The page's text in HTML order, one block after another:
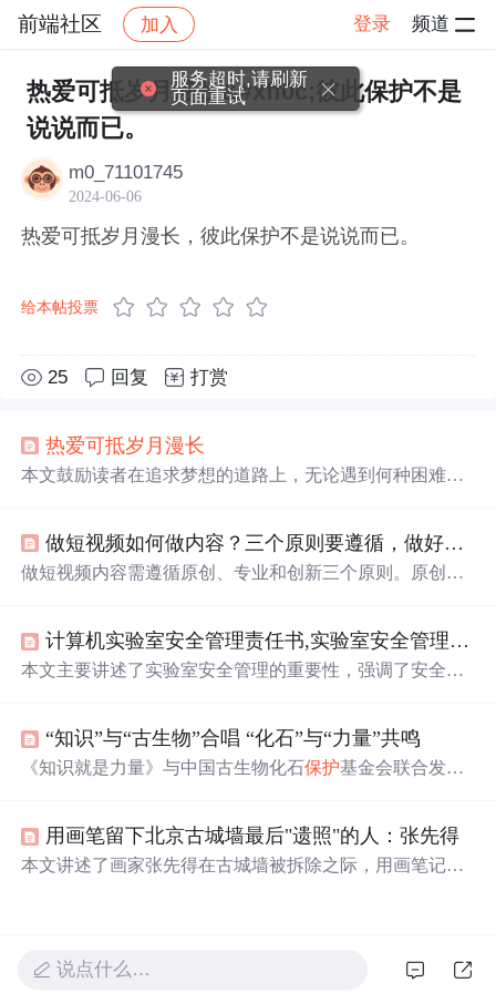
前端社区 加入 登录 频道
社区 前端社区 感慨 帖子详情
热爱可抵岁月漫长&#xff0c;彼此保护不是
说说而已。
m0_71101745
2024-06-06
热爱可抵岁月漫长，彼此保护不是说说而已。
给本帖投票
25 回复 打赏
热爱可抵岁月漫长
本文鼓励读者在追求梦想的道路上，无论遇到何种困难，
做短视频如何做内容？三个原则要遵循，做好内容才能长久
做短视频内容需遵循原创、专业和创新三个原则。原创是
颖而出，如尝试不同的展现形式。遵循这些原则，有望制
作出受欢迎的短视频。
计算机实验室安全管理责任书,实验室安全管理责任书
本文主要讲述了实验室安全管理的重要性，强调了安全教
及在面对生活挑战时保持勇气和坚韧的重要性。作者分享
了对责任、挫折、成长的深刻体会，提倡在困难面前保持
“知识”与“古生物”合唱 “化石”与“力量”共鸣
《知识就是力量》与中国古生物化石保护基金会联合发起
科学的热爱，提升他们的科学素养。该项目已获得慈善募
捐备案，旨在服务化石产地的乡村师生，帮助他们了解生
用画笔留下北京古城墙最后"遗照"的人：张先得
本文讲述了画家张先得在古城墙被拆除之际，用画笔记录
说点什么…
服务超时,请刷新
页面重试